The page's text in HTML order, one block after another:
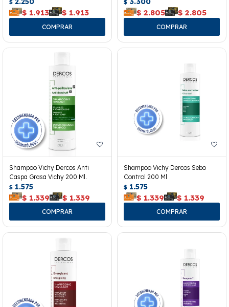
$
$ 1.913 $ 1.913
$
$ 2.805 $ 2.805
Shampoo Vichy Dercos Anti
Caspa Grasa Vichy 200 Ml.
$ 1.575
$ 1.339 $ 1.339
Shampoo Vichy Dercos Sebo
Control 200 Ml
$ 1.575
$ 1.339 $ 1.339